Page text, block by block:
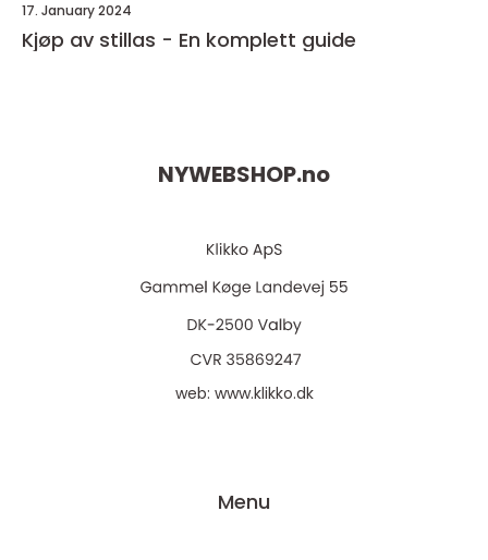
17. January 2024
Kjøp av stillas - En komplett guide
NYWEBSHOP.no
web: www.klikko.dk
Menu